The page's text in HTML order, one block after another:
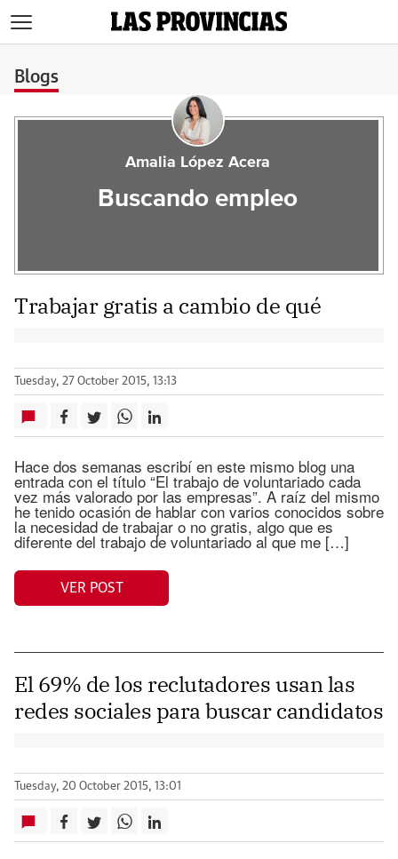
Blogs
Amalia López Acera
Buscando empleo
Trabajar gratis a cambio de qué
Tuesday, 27 October 2015, 13:13
Hace dos semanas escribí en este mismo blog una
entrada con el título “El trabajo de voluntariado cada
vez más valorado por las empresas”. A raíz del mismo
he tenido ocasión de hablar con varios conocidos sobre
la necesidad de trabajar o no gratis, algo que es
diferente del trabajo de voluntariado al que me […]
VER POST
El 69% de los reclutadores usan las
redes sociales para buscar candidatos
Tuesday, 20 October 2015, 13:01